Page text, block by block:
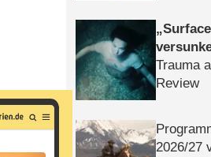
Trauma
Review
2026/​27